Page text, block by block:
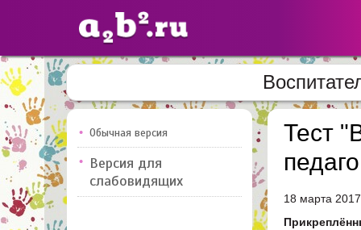
Сайты
педагогов
Добавлено — 10947
Обычная версия
Версия для
слабовидящих
Тест
18 марта 2017